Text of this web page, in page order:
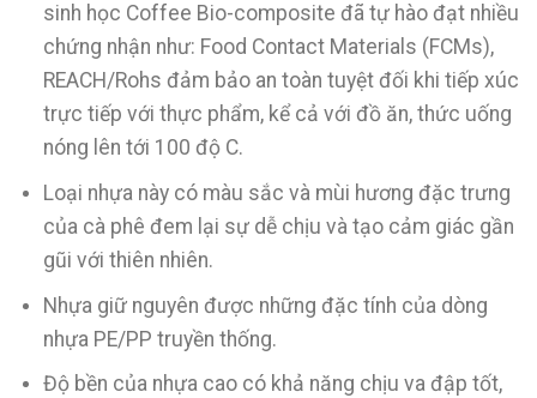
sinh học Coffee Bio-composite đã tự hào đạt nhiều
chứng nhận như: Food Contact Materials (FCMs),
REACH/Rohs đảm bảo an toàn tuyệt đối khi tiếp xúc
trực tiếp với thực phẩm, kể cả với đồ ăn, thức uống
nóng lên tới 100 độ C.
Loại nhựa này có màu sắc và mùi hương đặc trưng
của cà phê đem lại sự dễ chịu và tạo cảm giác gần
gũi với thiên nhiên.
Nhựa giữ nguyên được những đặc tính của dòng
nhựa PE/PP truyền thống.
Độ bền của nhựa cao có khả năng chịu va đập tốt,